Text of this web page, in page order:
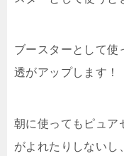
ブースターとして使
透がアップします！
朝に使ってもピュア
がよれたりしないし